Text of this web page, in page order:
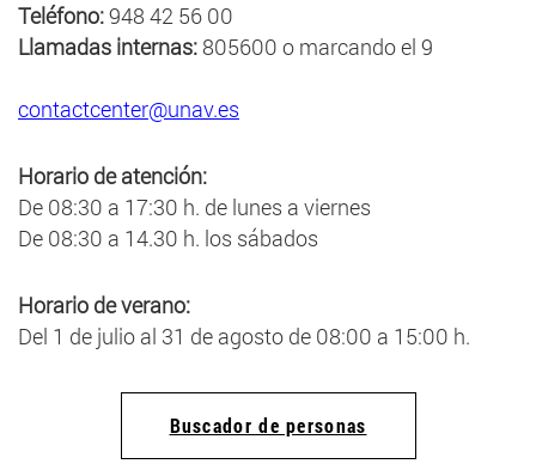
Teléfono:948 42 56 00
Llamadas internas: 805600 o marcando el 9
contactcenter@unav.es
Horario de atención:
De 08:30 a 17:30 h. de lunes a viernes
De 08:30 a 14.30 h. los sábados
Horario de verano:
Del 1 de julio al 31 de agosto de 08:00 a 15:00 h.
Buscador de personas